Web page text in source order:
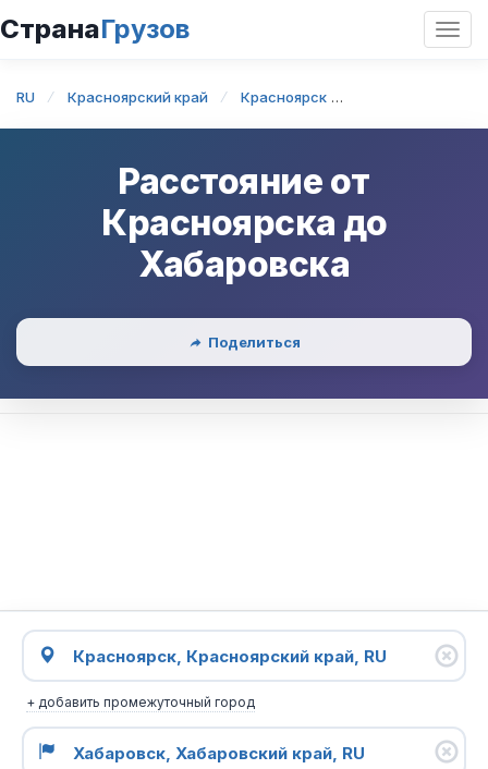
СтранаГрузов
RU Красноярский край Красноярск
Расстояние от
Красноярска до
Хабаровска
Поделиться
+ добавить промежуточный город